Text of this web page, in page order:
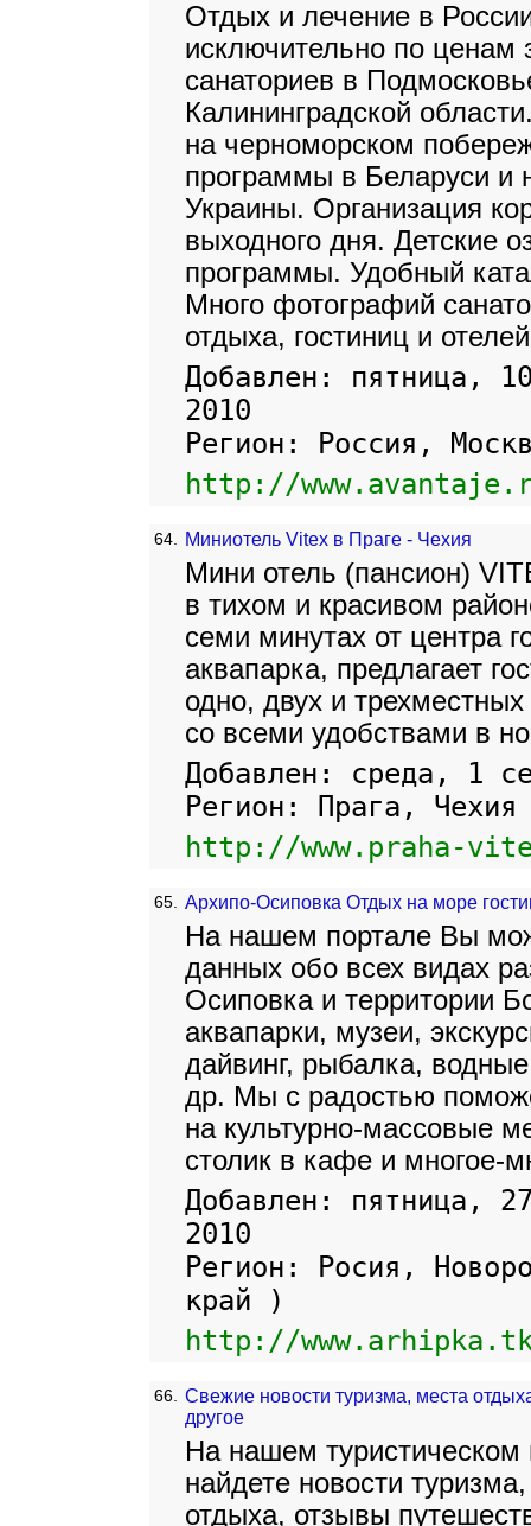
Отдых и лечение в
исключительно по
санаториев в
Калининградской
на черноморском
программы в Беларуси и
Украины. Организация
выходного дня. Детские
программы. Удобный
Много фотографий
отдыха, гостиниц и
Добавлен: пятница,
2010
Регион: Россия,
http://
64. Миниотель Vitex в Праге - Чехия
Мини отель (пансион)
в тихом и красивом
семи минутах от центра
аквапарка, предлагает
одно, двух и
со всеми удобствами в
Добавлен: среда, 1
Регион: Прага, Чехия
http://www.praha-
65. Архипо-Осиповка Отдых на море
На нашем портале Вы
данных обо всех видах
Осиповка и территории
аквапарки, музеи,
дайвинг, рыбалка,
др. Мы с радостью
на культурно-массовые
столик в кафе и многое-
Добавлен: пятница,
2010
Регион: Росия,
край )
http://
66.
Свежие новости туризма, места
другое
На нашем
найдете новости
отдыха, отзывы